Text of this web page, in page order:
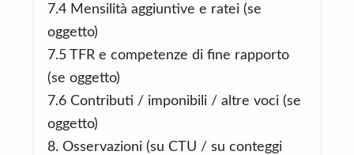
7.4 Mensilità aggiuntive e ratei (se
oggetto)
7.5 TFR e competenze di fine rapporto
(se oggetto)
7.6 Contributi / imponibili / altre voci (se
oggetto)
8. Osservazioni (su CTU / su conteggi